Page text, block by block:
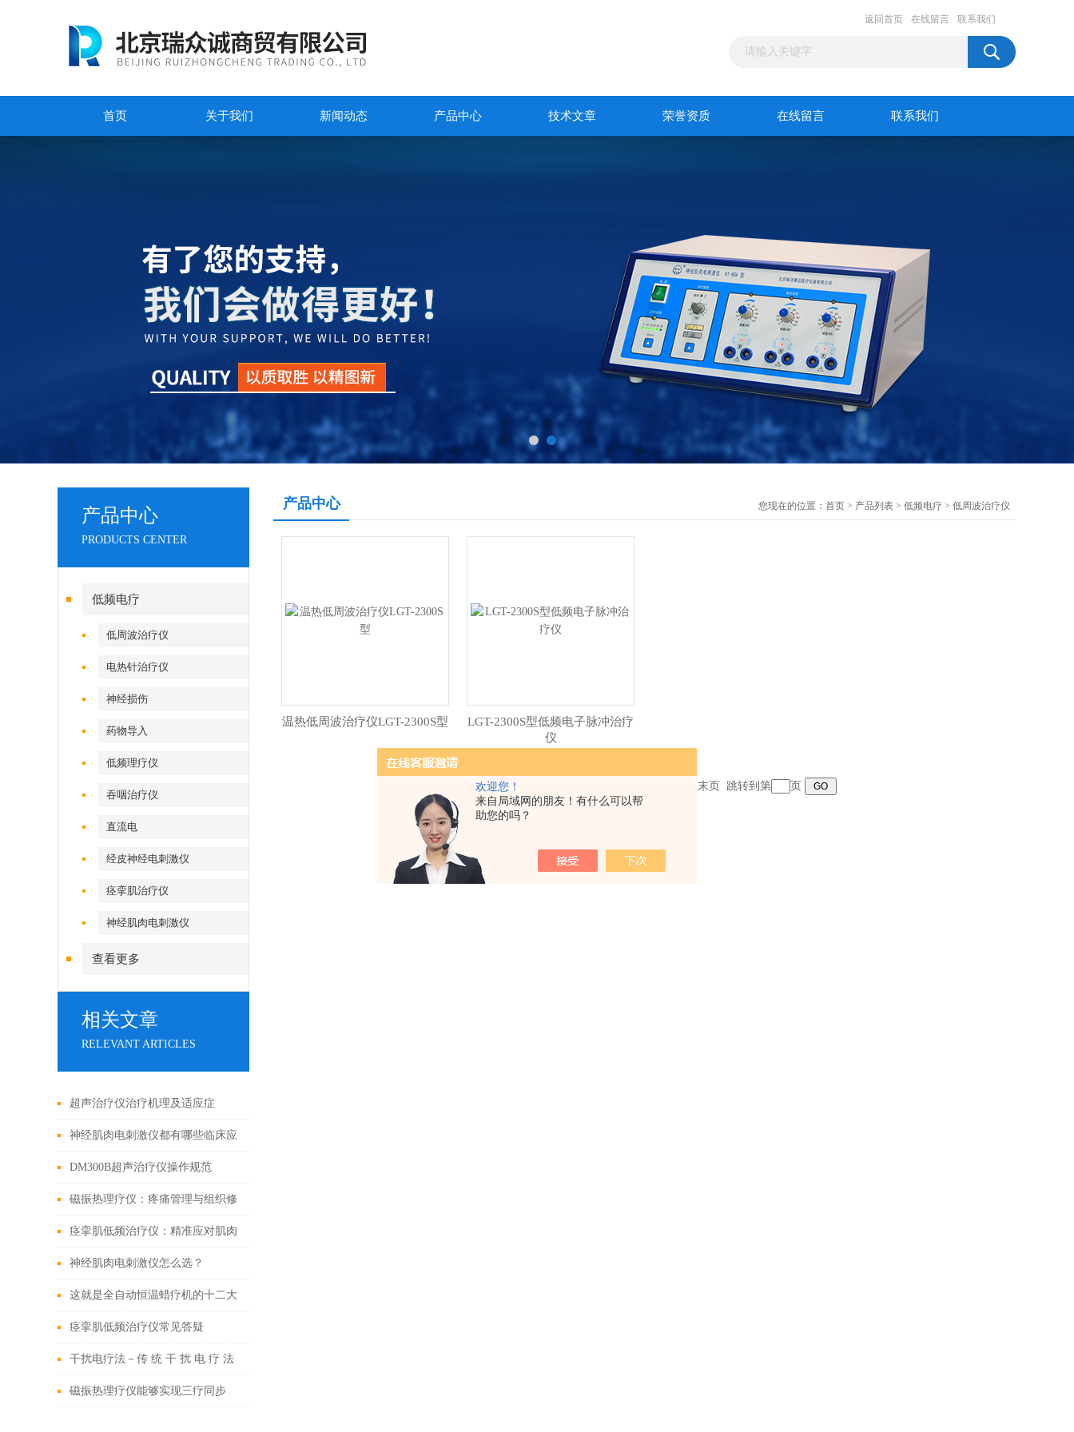
欢迎您！
来自局域网的朋友！有什么可以帮
助您的吗？
返回首页 在线留言 联系我们
首页 关于我们 新闻动态 产品中心 技术文章 荣誉资质 在线留言 联系我们
产品中心
PRODUCTS CENTER
低频电疗
低周波治疗仪
电热针治疗仪
神经损伤
药物导入
低频理疗仪
吞咽治疗仪
直流电
经皮神经电刺激仪
痉挛肌治疗仪
神经肌肉电刺激仪
查看更多
相关文章
RELEVANT ARTICLES
超声治疗仪治疗机理及适应症
神经肌肉电刺激仪都有哪些临床应
用？
DM300B超声治疗仪操作规范
磁振热理疗仪：疼痛管理与组织修
复的复合物理疗法
痉挛肌低频治疗仪：精准应对肌肉
痉挛的适应之道
神经肌肉电刺激仪怎么选？
这就是全自动恒温蜡疗机的十二大
特点
痉挛肌低频治疗仪常见答疑
干扰电疗法－传 统 干 扰 电 疗 法
磁振热理疗仪能够实现三疗同步
产品中心 您现在的位置： 首页 > 产品列表 > 低频电疗 > 低周波治疗仪
温热低周波治疗仪LGT-2300S型
LGT-2300S型低频电子脉冲治疗
仪
共 2 条记录，当前 1 / 1 页 首页 上一页 下一页 末页 跳转到第 页